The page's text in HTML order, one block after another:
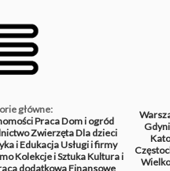
główne:
PracaDom i ogród
ZwierzętaDla dzieci
i EdukacjaUsługi i firmy
Kolekcje i SztukaKultura i
dodatkowaFinansowe